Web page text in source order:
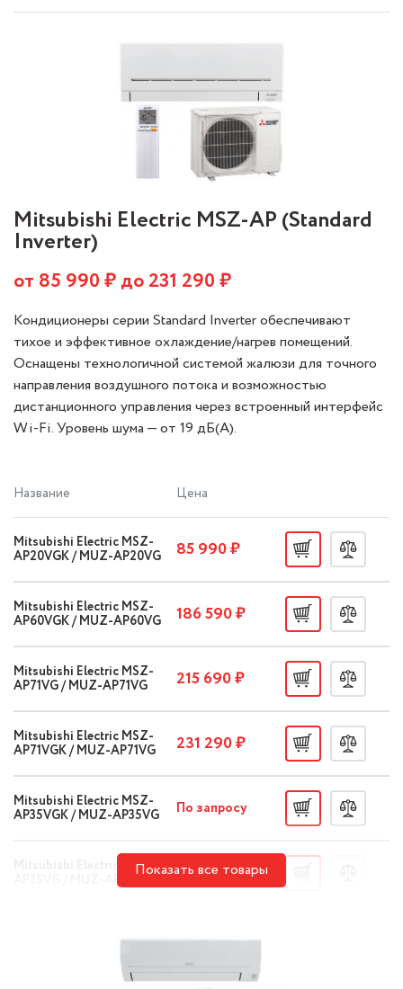
Mitsubishi Electric MSZ-AP (Standard
Inverter)
от 85 990₽ до231 290₽
Кондиционеры серии Standard Inverter обеспечивают
тихое и эффективное охлаждение/нагрев помещений.
Оснащены технологичной системой жалюзи для точного
направления воздушного потока и возможностью
дистанционного управления через встроенный интерфейс
Wi-Fi. Уровень шума — от 19 дБ(A).
Название Цена
Mitsubishi Electric MSZ-
AP20VGK / MUZ-AP20VG
85 990 ₽
Mitsubishi Electric MSZ-
AP60VGK / MUZ-AP60VG
186 590 ₽
Mitsubishi Electric MSZ-
AP71VG / MUZ-AP71VG
215 690 ₽
Mitsubishi Electric MSZ-
AP71VGK / MUZ-AP71VG
231 290 ₽
Mitsubishi Electric MSZ-
AP35VGK / MUZ-AP35VG
По запросу
Mitsubishi Electric MSZ-
AP35VG / MUZ-AP35V
По запросу
Показать все товары